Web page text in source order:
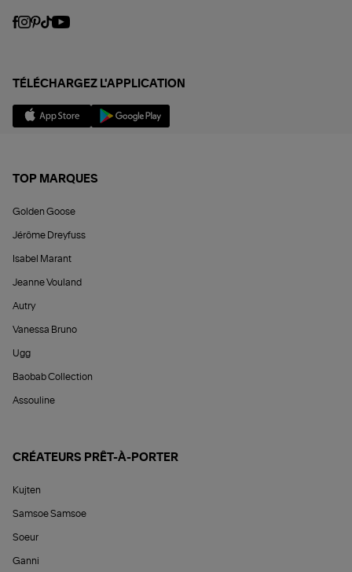
TÉLÉCHARGEZ L'APPLICATION
TOP MARQUES
Golden Goose
Jérôme Dreyfuss
Isabel Marant
Jeanne Vouland
Autry
Vanessa Bruno
Ugg
Baobab Collection
Assouline
CRÉATEURS PRÊT-À-PORTER
Kujten
Samsoe Samsoe
Soeur
Ganni